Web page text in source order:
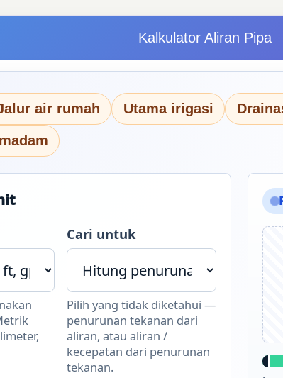
Kalkulator Aliran Pipa
air rumah Utama irigasi
Cari untuk
Pilih yang tidak diketahui —
penurunan tekanan dari
aliran, atau aliran /
kecepatan dari penurunan
tekanan.